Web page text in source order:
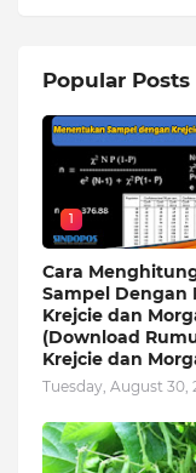
Popular Posts
1
Cara
Sampel Dengan
Krejcie dan
(Download
Krejcie dan
Tuesday, August 30,